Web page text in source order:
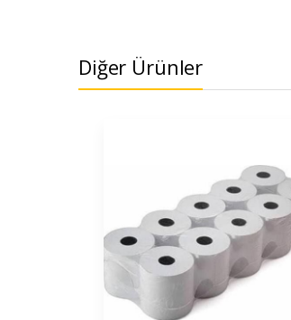
Diğer Ürünler